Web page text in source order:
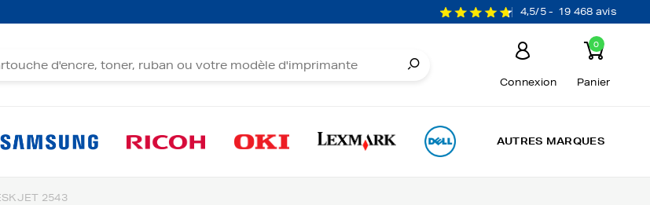
4,5/5 - 19 468 avis
Connexion
0
Panier
AUTRES MARQUES
2543